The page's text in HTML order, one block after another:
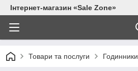
Інтернет-магазин «Sale Zone»
Товари та послуги Годинники